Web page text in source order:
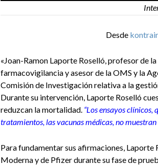
Desde
«Joan-Ramon Laporte Roselló, profesor de
farmacovigilancia y asesor de la OMS y la
Comisión de Investigación relativa a la
Durante su intervención, Laporte Roselló
reduzcan la mortalidad. “Los ensayos
tratamientos, las vacunas médicas, no
Para fundamentar sus afirmaciones,
Moderna y de Pfizer durante su fase de